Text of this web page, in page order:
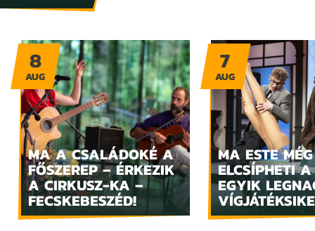
MA A CSALÁDOKÉ A
FŐSZEREP – ÉRKEZIK
A CIRKUSZ-KA –
FECSKEBESZÉD!
8
AUG
MA ESTE MÉG
ELCSÍPHETI
EGYIK
7
AUG